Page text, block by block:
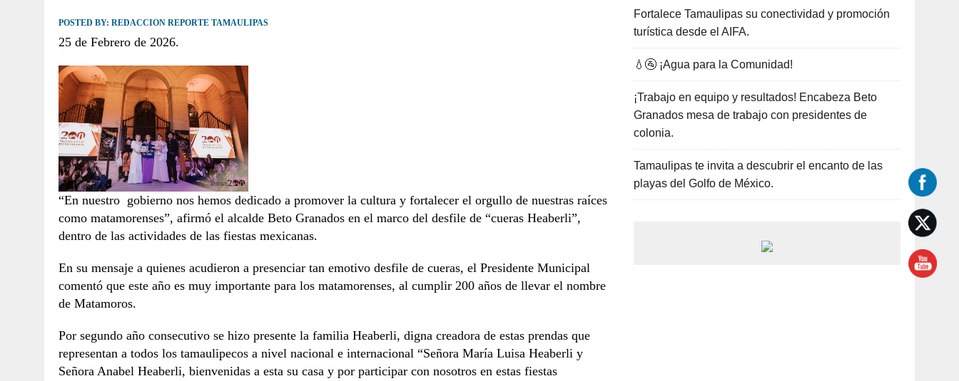
POSTED BY: REDACCION REPORTE TAMAULIPAS
25 de Febrero de 2026.
“En nuestro gobierno nos hemos dedicado a promover la cultura y fortalecer el orgullo de nuestras raíces
como matamorenses”, afirmó el alcalde Beto Granados en el marco del desfile de “cueras Heaberli”,
dentro de las actividades de las fiestas mexicanas.
En su mensaje a quienes acudieron a presenciar tan emotivo desfile de cueras, el Presidente Municipal
comentó que este año es muy importante para los matamorenses, al cumplir 200 años de llevar el nombre
de Matamoros.
Por segundo año consecutivo se hizo presente la familia Heaberli, digna creadora de estas prendas que
representan a todos los tamaulipecos a nivel nacional e internacional “Señora María Luisa Heaberli y
Señora Anabel Heaberli, bienvenidas a esta su casa y por participar con nosotros en estas fiestas
Fortalece Tamaulipas su conectividad y promoción
turística desde el AIFA.
💧🚰 ¡Agua para la Comunidad!
¡Trabajo en equipo y resultados! Encabeza Beto
Granados mesa de trabajo con presidentes de
colonia.
Tamaulipas te invita a descubrir el encanto de las
playas del Golfo de México.